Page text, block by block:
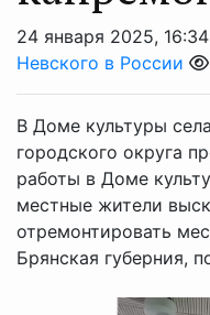
24 января 2025, 16:34
Невского в России
В Доме культуры
городского округа
работы в Доме
местные жители
отремонтировать
Брянская губерния,